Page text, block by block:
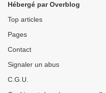
Hébergé par Overblog
Top articles
Pages
Contact
Signaler un abus
C.G.U.